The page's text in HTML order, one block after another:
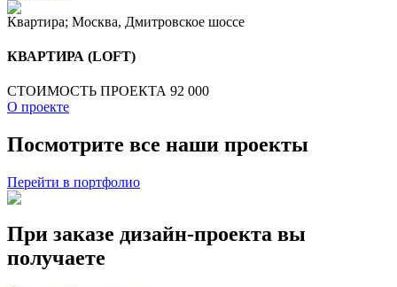
Квартира; Москва, Дмитровское шоссе
КВАРТИРА (LOFT)
СТОИМОСТЬ ПРОЕКТА 92 000
О проекте
Посмотрите все наши проекты
Перейти в портфолио
При заказе дизайн-проекта вы
получаете